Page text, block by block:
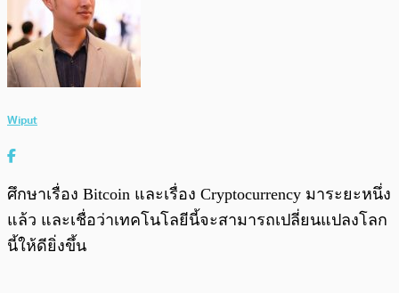
Wiput
ศึกษาเรื่อง Bitcoin และเรื่อง Cryptocurrency มาระยะหนึ่ง
แล้ว และเชื่อว่าเทคโนโลยีนี้จะสามารถเปลี่ยนแปลงโลก
นี้ให้ดียิ่งขึ้น